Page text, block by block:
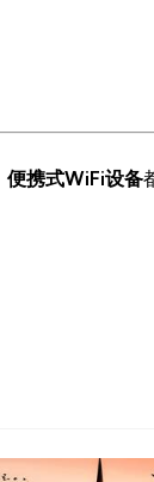
便携式WiFi设备